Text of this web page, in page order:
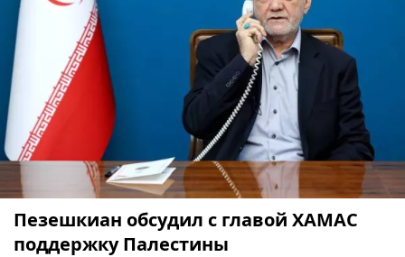
Пезешкиан обсудил с главой ХАМАС
поддержку Палестины